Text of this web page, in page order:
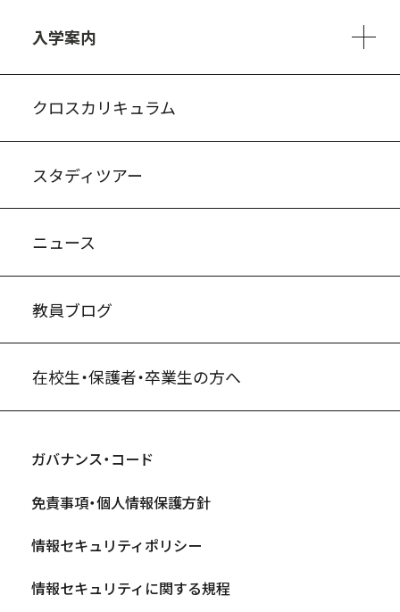
入学案内
クロスカリキュラム
スタディツアー
ニュース
教員ブログ
在校生・保護者・卒業生の方へ
ガバナンス・コード
免責事項・個人情報保護方針
情報セキュリティポリシー
情報セキュリティに関する規程